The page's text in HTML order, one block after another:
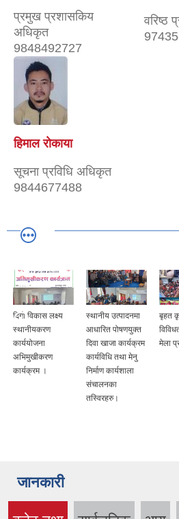
प्रमुख प्रशासकिय
अधिकृत
9848492727
वरिष्ठ
हिमाल राेकाया
सूचना प्रविधि अधिकृत
9844677488
दिगो विकास लक्ष्य
स्थानीयकरण
कार्ययोजना
अभिमुखीकरण
कार्यक्रम ।
स्थानीय उत्पादनमा
आधारित पोषणयुक्त
दिवा खाजा कार्यक्रम
कार्यविधि तथा मेनु
निर्माण कार्यशाला
संचालनका
तस्विरहरु।
बृहत
मेला
जानकारी